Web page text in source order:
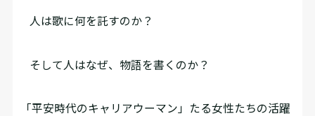
人は歌に何を託すのか？
そして人はなぜ、物語を書くのか？
「平安時代のキャリアウーマン」たる女性たちの活躍